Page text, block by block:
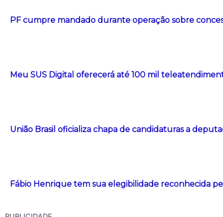
PF cumpre mandado durante operação sobre
Meu SUS Digital oferecerá até 100 mil
União Brasil oficializa chapa de candidaturas a
Fábio Henrique tem sua elegibilidade reconhecida